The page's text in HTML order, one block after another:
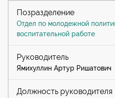
Отдел по молодежной
воспитательной работе
Ямихуллин Артур Ришатович